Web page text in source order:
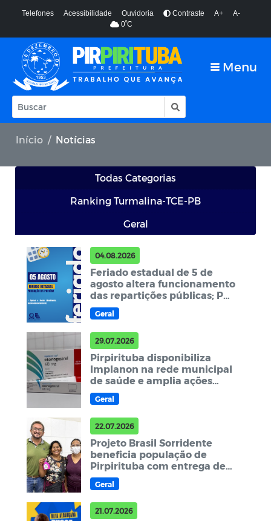
Telefones Acessibilidade Ouvidoria Contraste A+
A-
0ºC
Menu
Início Notícias
Todas Categorias
Ranking Turmalina-TCE-PB
Geral
04.08.2026
Feriado estadual de 5 de
agosto altera funcionamento
das repartições públicas; PA
de Pirpirituba mantém
atendimento
Geral
29.07.2026
Pirpirituba disponibiliza
Implanon na rede municipal
de saúde e amplia ações
voltadas à saúde da mulher
Geral
22.07.2026
Projeto Brasil Sorridente
beneficia população de
Pirpirituba com entrega de
novas próteses dentárias
Geral
21.07.2026